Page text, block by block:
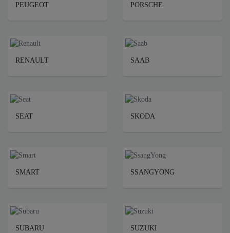
PEUGEOT PORSCHE
RENAULT SAAB
SEAT SKODA
SMART SSANGYONG
SUBARU SUZUKI